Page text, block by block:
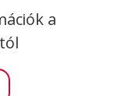
hírek a
a